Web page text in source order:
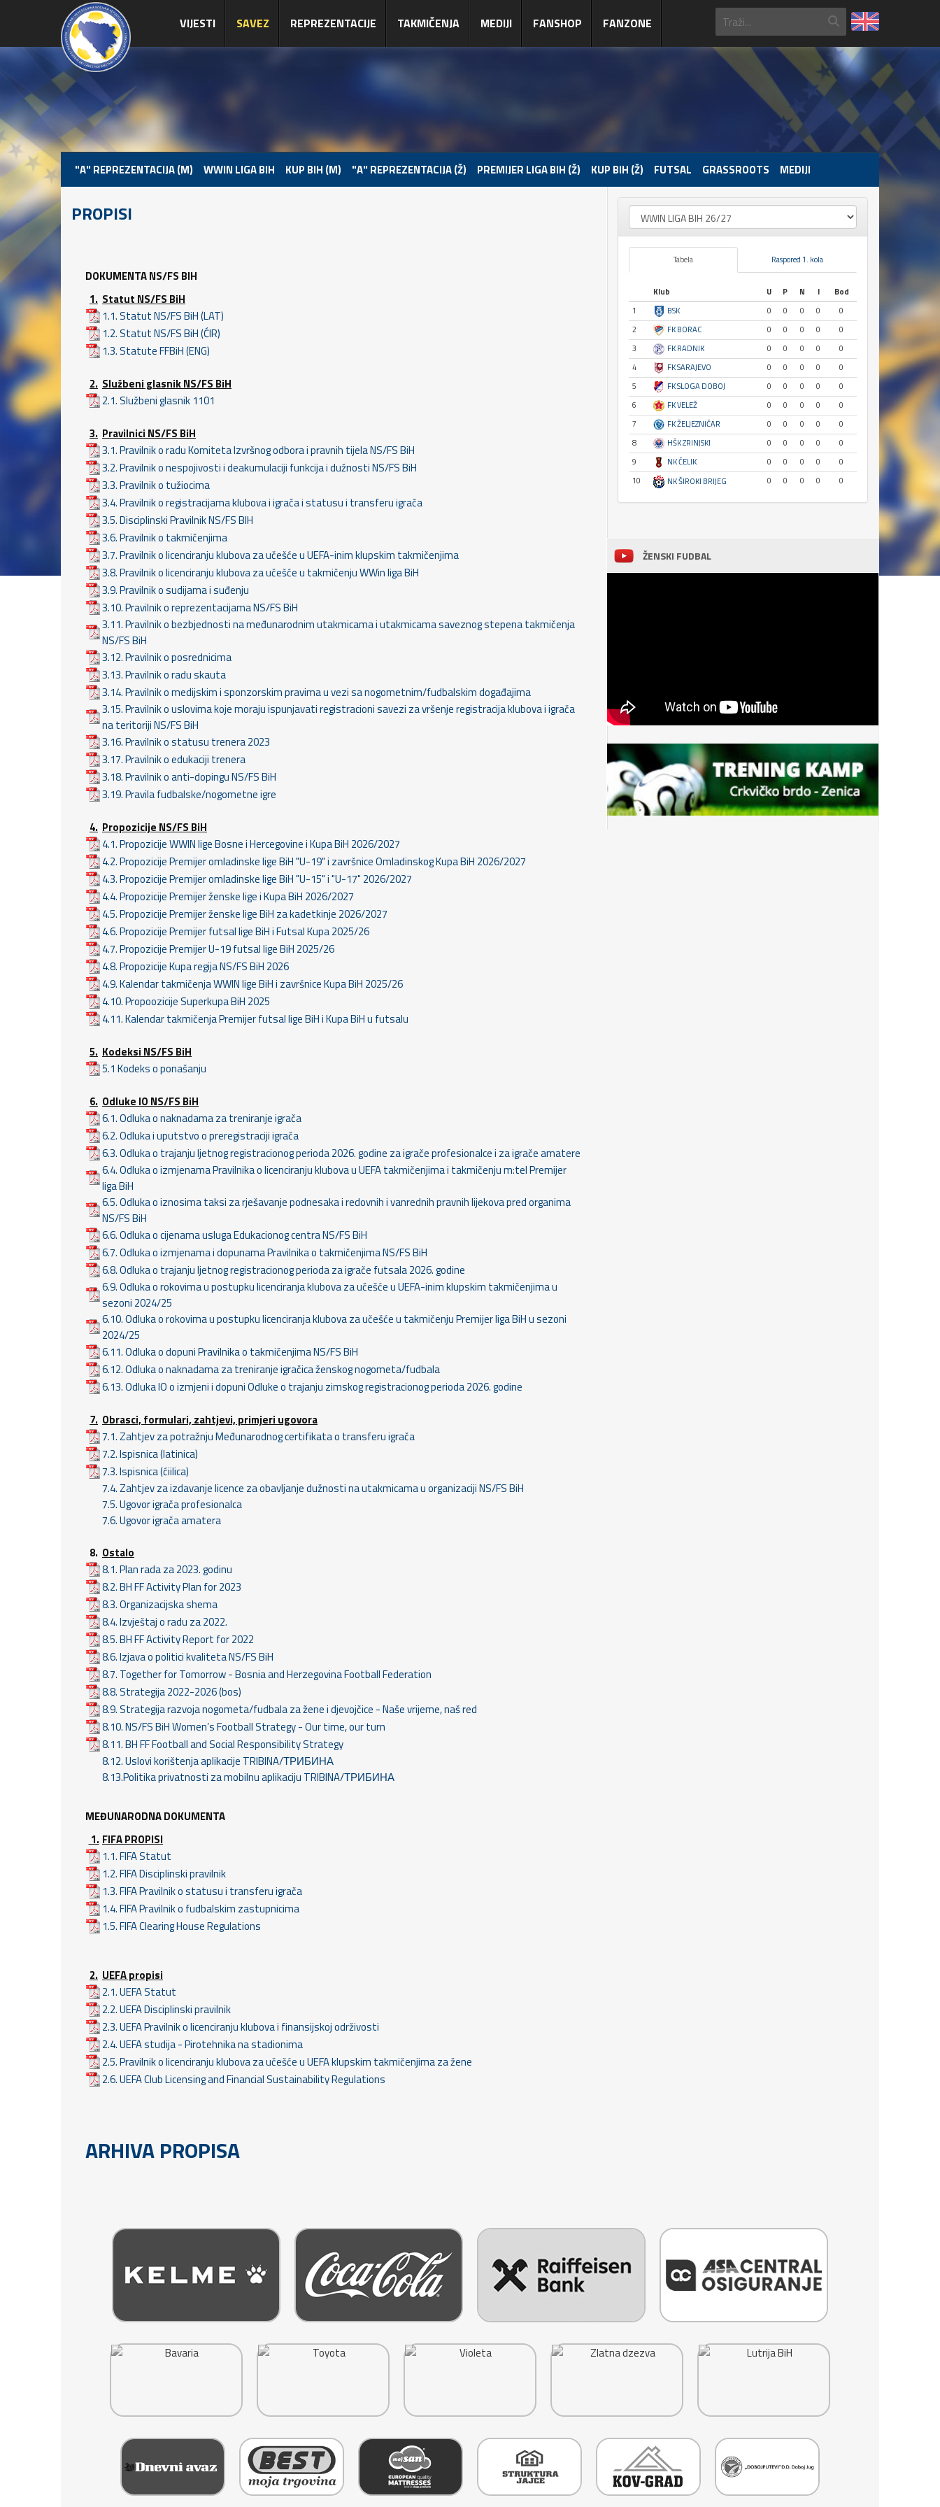
VIJESTI SAVEZ REPREZENTACIJE TAKMIČENJA MEDIJI FANSHOP FANZONE
"A" REPREZENTACIJA (M) WWIN LIGA BIH KUP BIH (M) "A" REPREZENTACIJA (Ž) PREMIJER LIGA BIH (Ž) KUP BIH (Ž) FUTSAL GRASSROOTS MEDIJI
PROPISI
DOKUMENTA NS/FS BIH
1. Statut NS/FS BiH
1.1. Statut NS/FS BiH (LAT)
1.2. Statut NS/FS BiH (ĆIR)
1.3. Statute FFBiH (ENG)
2. Službeni glasnik NS/FS BiH
2.1. Službeni glasnik 1101
3. Pravilnici NS/FS BiH
3.1. Pravilnik o radu Komiteta Izvršnog odbora i pravnih tijela NS/FS BiH
3.2. Pravilnik o nespojivosti i deakumulaciji funkcija i dužnosti NS/FS BiH
3.3. Pravilnik o tužiocima
3.4. Pravilnik o registracijama klubova i igrača i statusu i transferu igrača
3.5. Disciplinski Pravilnik NS/FS BIH
3.6. Pravilnik o takmičenjima
3.7. Pravilnik o licenciranju klubova za učešće u UEFA-inim klupskim takmičenjima
3.8. Pravilnik o licenciranju klubova za učešće u takmičenju WWin liga BiH
3.9. Pravilnik o sudijama i suđenju
3.10. Pravilnik o reprezentacijama NS/FS BiH
3.11. Pravilnik o bezbjednosti na međunarodnim utakmicama i utakmicama saveznog stepena takmičenja
NS/FS BiH
3.12. Pravilnik o posrednicima
3.13. Pravilnik o radu skauta
3.14. Pravilnik o medijskim i sponzorskim pravima u vezi sa nogometnim/fudbalskim događajima
3.15. Pravilnik o uslovima koje moraju ispunjavati registracioni savezi za vršenje registracija klubova i igrača
na teritoriji NS/FS BiH
3.16. Pravilnik o statusu trenera 2023
3.17. Pravilnik o edukaciji trenera
3.18. Pravilnik o anti-dopingu NS/FS BiH
3.19. Pravila fudbalske/nogometne igre
4. Propozicije NS/FS BiH
4.1. Propozicije WWIN lige Bosne i Hercegovine i Kupa BiH 2026/2027
4.2. Propozicije Premijer omladinske lige BiH "U-19" i završnice Omladinskog Kupa BiH 2026/2027
4.3. Propozicije Premijer omladinske lige BiH "U-15" i "U-17" 2026/2027
4.4. Propozicije Premijer ženske lige i Kupa BiH 2026/2027
4.5. Propozicije Premijer ženske lige BiH za kadetkinje 2026/2027
4.6. Propozicije Premijer futsal lige BiH i Futsal Kupa 2025/26
4.7. Propozicije Premijer U-19 futsal lige BiH 2025/26
4.8. Propozicije Kupa regija NS/FS BiH 2026
4.9. Kalendar takmičenja WWIN lige BiH i završnice Kupa BiH 2025/26
4.10. Propoozicije Superkupa BiH 2025
4.11. Kalendar takmičenja Premijer futsal lige BiH i Kupa BiH u futsalu
5. Kodeksi NS/FS BiH
5.1 Kodeks o ponašanju
6. Odluke IO NS/FS BiH
6.1. Odluka o naknadama za treniranje igrača
6.2. Odluka i uputstvo o preregistraciji igrača
6.3. Odluka o trajanju ljetnog registracionog perioda 2026. godine za igrače profesionalce i za igrače amatere
6.4. Odluka o izmjenama Pravilnika o licenciranju klubova u UEFA takmičenjima i takmičenju m:tel Premijer
liga BiH
6.5. Odluka o iznosima taksi za rješavanje podnesaka i redovnih i vanrednih pravnih lijekova pred organima
NS/FS BiH
6.6. Odluka o cijenama usluga Edukacionog centra NS/FS BiH
6.7. Odluka o izmjenama i dopunama Pravilnika o takmičenjima NS/FS BiH
6.8. Odluka o trajanju ljetnog registracionog perioda za igrače futsala 2026. godine
6.9. Odluka o rokovima u postupku licenciranja klubova za učešće u UEFA-inim klupskim takmičenjima u
sezoni 2024/25
6.10. Odluka o rokovima u postupku licenciranja klubova za učešće u takmičenju Premijer liga BiH u sezoni
2024/25
6.11. Odluka o dopuni Pravilnika o takmičenjima NS/FS BiH
6.12. Odluka o naknadama za treniranje igračica ženskog nogometa/fudbala
6.13. Odluka IO o izmjeni i dopuni Odluke o trajanju zimskog registracionog perioda 2026. godine
7. Obrasci, formulari, zahtjevi, primjeri ugovora
7.1. Zahtjev za potražnju Međunarodnog certifikata o transferu igrača
7.2. Ispisnica (latinica)
7.3. Ispisnica (ćiilica)
7.4. Zahtjev za izdavanje licence za obavljanje dužnosti na utakmicama u organizaciji NS/FS BiH
7.5. Ugovor igrača profesionalca
7.6. Ugovor igrača amatera
8. Ostalo
8.1. Plan rada za 2023. godinu
8.2. BH FF Activity Plan for 2023
8.3. Organizacijska shema
8.4. Izvještaj o radu za 2022.
8.5. BH FF Activity Report for 2022
8.6. Izjava o politici kvaliteta NS/FS BiH
8.7. Together for Tomorrow - Bosnia and Herzegovina Football Federation
8.8. Strategija 2022-2026 (bos)
8.9. Strategija razvoja nogometa/fudbala za žene i djevojčice - Naše vrijeme, naš red
8.10. NS/FS BiH Women’s Football Strategy - Our time, our turn
8.11. BH FF Football and Social Responsibility Strategy
8.12. Uslovi korištenja aplikacije TRIBINA/ТРИБИНА
8.13.Politika privatnosti za mobilnu aplikaciju TRIBINA/ТРИБИНА
MEĐUNARODNA DOKUMENTA
1. FIFA PROPISI
1.1. FIFA Statut
1.2. FIFA Disciplinski pravilnik
1.3. FIFA Pravilnik o statusu i transferu igrača
1.4. FIFA Pravilnik o fudbalskim zastupnicima
1.5. FIFA Clearing House Regulations
2. UEFA propisi
2.1. UEFA Statut
2.2. UEFA Disciplinski pravilnik
2.3. UEFA Pravilnik o licenciranju klubova i finansijskoj održivosti
2.4. UEFA studija - Pirotehnika na stadionima
2.5. Pravilnik o licenciranju klubova za učešće u UEFA klupskim takmičenjima za žene
2.6. UEFA Club Licensing and Financial Sustainability Regulations
ARHIVA PROPISA
Tabela Raspored 1. kola
Klub U P N I
Bod
1
BSK 0 0 0 0
0
2
FK BORAC 0 0 0 0
0
3
FK RADNIK 0 0 0 0
0
4
FK SARAJEVO 0 0 0 0
0
5
FK SLOGA DOBOJ 0 0 0 0
0
6
FK VELEŽ 0 0 0 0
0
7
FK ŽELJEZNIČAR 0 0 0 0
0
8
HŠK ZRINJSKI 0 0 0 0
0
9
NK ČELIK 0 0 0 0
0
10
NK ŠIROKI BRIJEG 0 0 0 0 0
ŽENSKI FUDBAL